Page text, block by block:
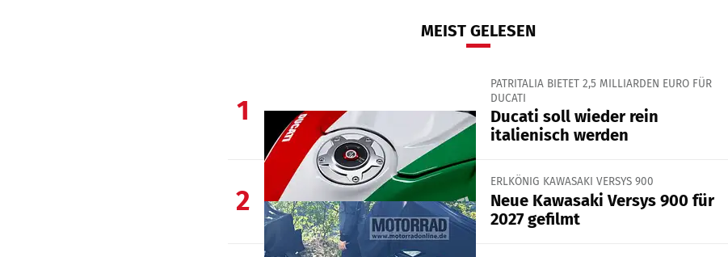
MEIST GELESEN
1
PATRITALIA BIETET 2,5 MILLIARDEN EURO FÜR
DUCATI
Ducati soll wieder rein
italienisch werden
2
ERLKÖNIG KAWASAKI VERSYS 900
Neue Kawasaki Versys 900 für
2027 gefilmt